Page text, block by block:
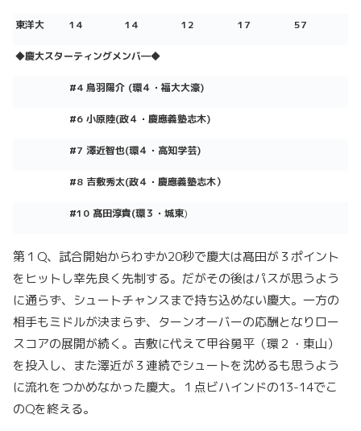
東洋大 14 14 12 17 57
◆慶大スターティングメンバ―◆
#4 鳥羽陽介 (環４ ・福大大濠)
#6 小原陸(政４ ・慶應義塾志木)
#7 澤近智也(環４ ・高知学芸)
#8 吉敷秀太(政４・慶應義塾志木）
#10 髙田淳貴(環３ ・城東)
第１Q、試合開始からわずか20秒で慶大は髙田が３ポイント
をヒットし幸先良く先制する。だがその後はパスが思うよう
に通らず、シュートチャンスまで持ち込めない慶大。一方の
相手もミドルが決まらず、ターンオーバーの応酬となりロー
スコアの展開が続く。吉敷に代えて甲谷勇平（環２・東山）
を投入し、また澤近が３連続でシュートを沈めるも思うよう
に流れをつかめなかった慶大。１点ビハインドの13-14でこ
のQを終える。